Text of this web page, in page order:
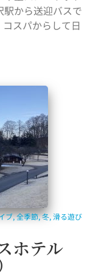
駅から送迎バスで
スパからして日
ブ,全季節,冬,滑る遊び
ホテル